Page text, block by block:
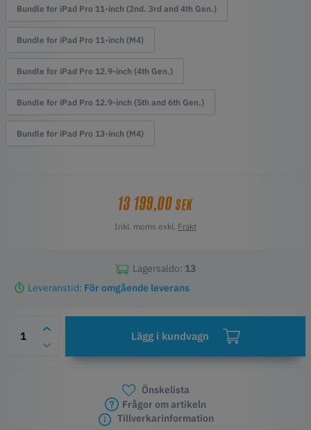
Fabrikskalibrering för långvarig noggrannhet
Fungerar med hundratals appar som stöds, inklusive Structure
Capture
Bundle for iPad Pro 11-inch (2nd. 3rd and 4th Gen.)
Bundle for iPad Pro 11-inch (M4)
Bundle for iPad Pro 12.9-inch (4th Gen.)
Bundle for iPad Pro 12.9-inch (5th and 6th Gen.)
Bundle for iPad Pro 13-inch (M4)
13 199,00SEK
Inkl. moms exkl. Frakt
Lagersaldo: 13
Leveranstid: För omgående leverans
Lägg i kundvagn
Önskelista
Frågor om artikeln
Tillverkarinformation